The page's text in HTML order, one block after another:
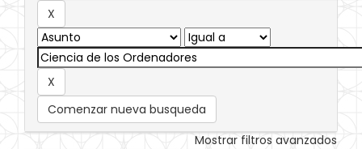
Comenzar nueva busqueda
Mostrar filtros avanzados